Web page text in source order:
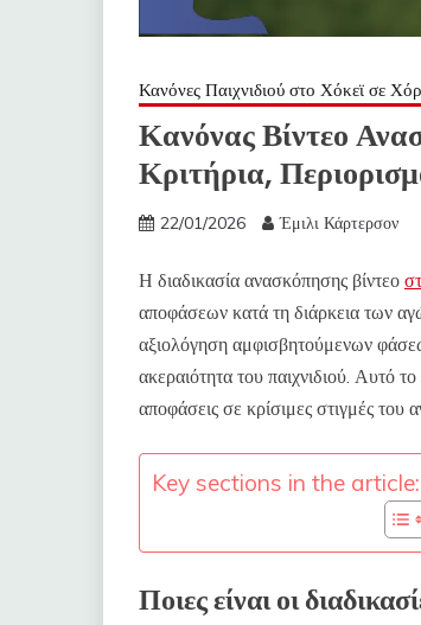
Κανόνες Παιχνιδιού στο Χόκεϊ σε
Κανόνας Βίντεο
Κριτήρια,
22/01/2026 Έμιλι Κάρτερσον
Η διαδικασία ανασκόπησης βίντεο
αποφάσεων κατά τη διάρκεια των
αξιολόγηση αμφισβητούμενων
ακεραιότητα του παιχνιδιού. Αυτό
αποφάσεις σε κρίσιμες στιγμές του
Key sections in the article:
Ποιες είναι οι